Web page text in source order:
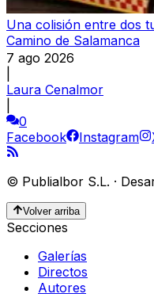
Una colisión entre dos
Camino de Salamanca
7 ago 2026
Laura Cenalmor
0
Facebook
Instagram
© Publialbor S.L. ·
Volver arriba
Secciones
Galerías
Directos
Autores